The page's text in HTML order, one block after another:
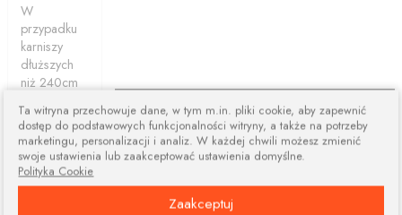
W
przypadku
karniszy
dłuższych
niż 240cm
łączone z
dwóch lub
więcej
elementów.
Połączone
Ta witryna przechowuje dane, w tym m.in. pliki cookie, aby zapewnić
dostęp do podstawowych funkcjonalności witryny, a także na potrzeby
marketingu, personalizacji i analiz. W każdej chwili możesz zmienić
swoje ustawienia lub zaakceptować ustawienia domyślne.
Polityka Cookie
Zaakceptuj